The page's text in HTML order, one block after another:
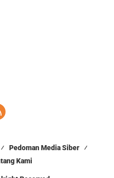
Pedoman Media Siber
Kami